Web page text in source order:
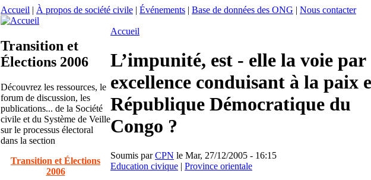
Accueil | À propos de société civile | Événements | Base de données des ONG | Nous contacter
Transition et
Élections 2006
Découvrez les ressources, le
forum de discussion, les
publications... de la Société
civile et du Système de Veille
sur le processus électoral
dans la section
Transition et Élections
2006
Accueil
L’impunité, est - elle la voie par
excellence conduisant à la paix
République Démocratique du
Congo ?
Soumis parCPN le Mar, 27/12/2005 - 16:15
Education civique | Province orientale